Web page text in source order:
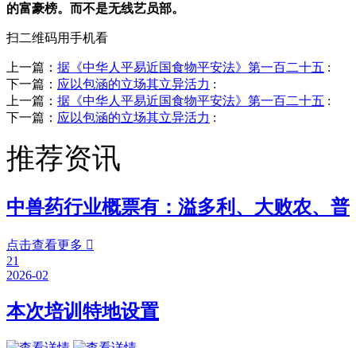
的富豪榜。而不是无线艺员部。
扫二维码用手机看
上一篇： 据《中华人平易近国食物平安法》第一百二十五 :
下一篇： 应以包涵的立场其立异活力 :
上一篇： 据《中华人平易近国食物平安法》第一百二十五 :
下一篇： 应以包涵的立场其立异活力 :
推荐资讯
中兽药行业概票有：溢多利、大败农、普
点击查看更多 
21
2026-02
本次培训特地设置